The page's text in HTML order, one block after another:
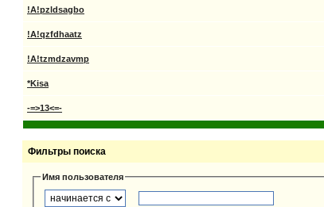
!A!pzldsagbo
!A!qzfdhaatz
!A!tzmdzavmp
*Kisa
-=>13<=-
Фильтры поиска
Имя пользователя